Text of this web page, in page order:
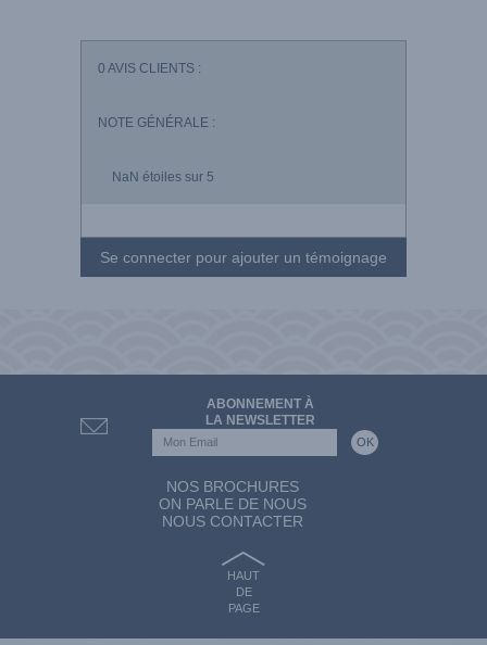
0 AVIS CLIENTS :
NOTE GÉNÉRALE :
NaN étoiles sur 5
Se connecter pour ajouter un témoignage
ABONNEMENT À
LA NEWSLETTER
NOS BROCHURES
ON PARLE DE NOUS
NOUS CONTACTER
HAUT
DE
PAGE